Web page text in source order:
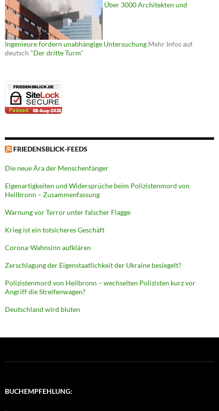
Über 3000 Architekten und
Ingenieure fordern unabhängige Untersuchung Mehr Infos auf
deutsch "Der dritte Turm"
FRIEDENSBLICK-FEEDS
Die neue Ära der Menschenfänger
Eigenartigkeiten und Widersprüche beim Polizistenmord von
Heilbronn – Zusammenfassung
Warnung vor Terror unter falscher Flagge
Krieg ist ein totsicheres Geschäft
Corona-Wahnsinn aufklären
Zerschlagung der Eigenstaatlichkeit der Ukraine besiegelt?
Polizistenmord von Heilbronn – wechselten Polizisten kurz vor
Angriff die Streifenwagen?
Deutschland wird bluten
BUCHEMPFEHLUNG: